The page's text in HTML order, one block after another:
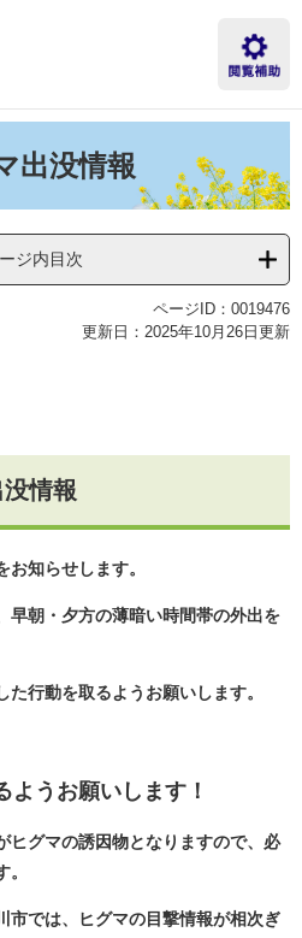
出没情報
ジ内目次
ページID：0019476
更新日：2025年10月26日更新
情報​​
知らせします。
早朝・夕方の薄暗い時間帯の外出を
行動を取るようお願いします。
ようお願いします！
ヒグマの誘因物となりますので、必
市では、ヒグマの目撃情報が相次ぎ